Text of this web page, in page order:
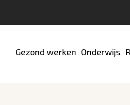
Gezond werken Onderwijs